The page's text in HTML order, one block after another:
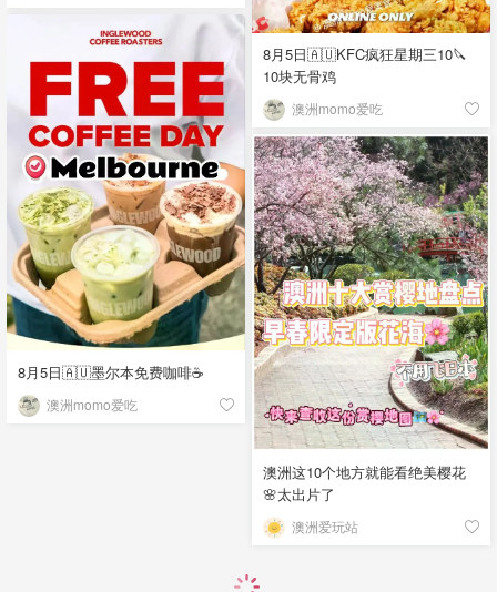
8月5日🇦🇺KFC疯狂星期三10🔪
10块无骨鸡
澳洲momo爱吃
8月5日🇦🇺墨尔本免费咖啡☕
澳洲momo爱吃
澳洲这10个地方就能看绝美樱花
🌸太出片了
澳洲爱玩站